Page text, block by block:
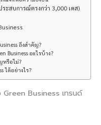
ะสบการณ์ตรงกว่า 3,000 เคส)
ถึงสำคัญ?
Business อะไรบ้าง?
หรือไม่?
ได้อย่างไร?
Green Business เทรนด์